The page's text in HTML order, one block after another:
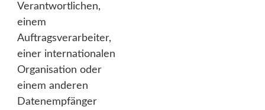
Verantwortlichen,
einem
Auftragsverarbeiter,
einer internationalen
Organisation oder
einem anderen
Datenempfänger